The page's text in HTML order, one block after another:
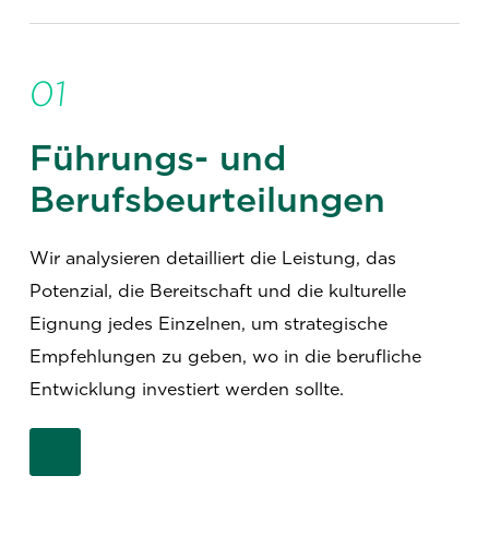
01
Führungs- und
Berufsbeurteilungen
Wir analysieren detailliert die Leistung, das
Potenzial, die Bereitschaft und die kulturelle
Eignung jedes Einzelnen, um strategische
Empfehlungen zu geben, wo in die berufliche
Entwicklung investiert werden sollte.